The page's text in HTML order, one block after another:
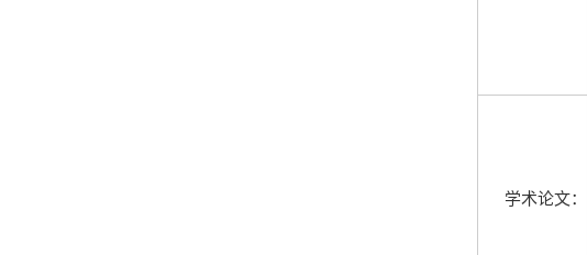
学术论文：